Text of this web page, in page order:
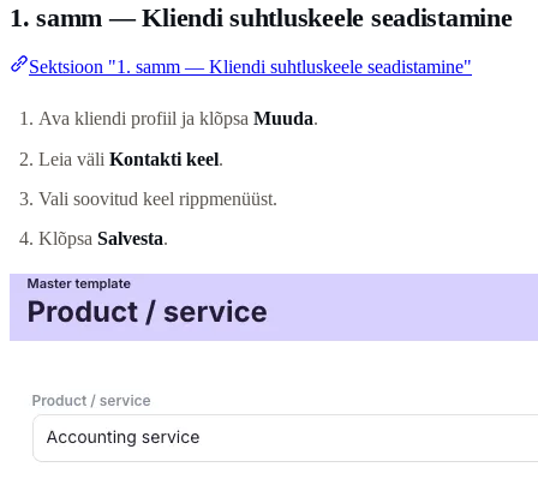
1. samm — Kliendi suhtluskeele seadistamine
Sektsioon "1. samm — Kliendi suhtluskeele seadistamine"
Ava kliendi profiil ja klõpsa Muuda.
Leia väli Kontakti keel.
Vali soovitud keel rippmenüüst.
Klõpsa Salvesta.